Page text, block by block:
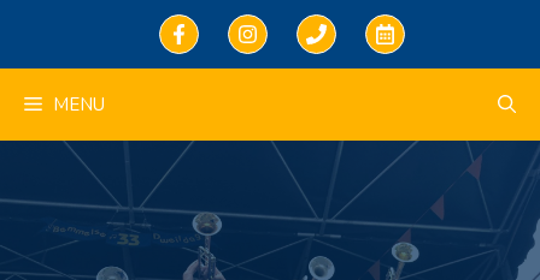
de
inhoudMENU